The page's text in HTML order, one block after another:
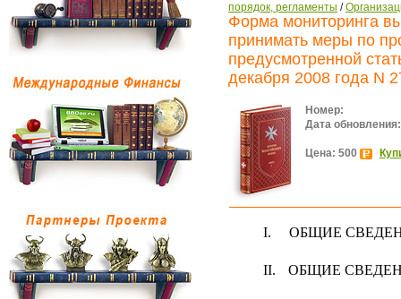
порядок, регламенты /
Форма мониторинга
принимать меры по
предусмотренной
декабря 2008 года N
Номер:
Дата обновления:
Цена: 500
I. ОБЩИЕ
II. ОБЩИЕ